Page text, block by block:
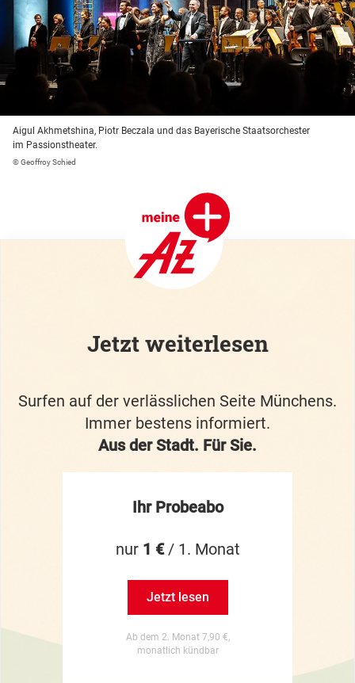
Aigul Akhmetshina, Piotr Beczala und das Bayerische Staatsorchester
im Passionstheater.
© Geoffroy Schied
Jetzt weiterlesen
Surfen auf der verlässlichen Seite Münchens.
Immer bestens informiert.
Aus der Stadt. Für Sie.
Ihr Probeabo
nur 1 €/ 1. Monat
Jetzt lesen
Ab dem 2. Monat 7,90 €,
monatlich kündbar